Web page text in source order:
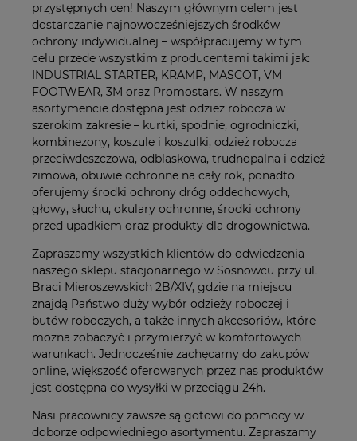
przystępnych cen! Naszym głównym celem jest
dostarczanie najnowocześniejszych środków
ochrony indywidualnej – współpracujemy w tym
celu przede wszystkim z producentami takimi jak:
INDUSTRIAL STARTER, KRAMP, MASCOT, VM
FOOTWEAR, 3M oraz Promostars. W naszym
asortymencie dostępna jest odzież robocza w
szerokim zakresie – kurtki, spodnie, ogrodniczki,
kombinezony, koszule i koszulki, odzież robocza
przeciwdeszczowa, odblaskowa, trudnopalna i odzież
zimowa, obuwie ochronne na cały rok, ponadto
oferujemy środki ochrony dróg oddechowych,
głowy, słuchu, okulary ochronne, środki ochrony
przed upadkiem oraz produkty dla drogownictwa.
Zapraszamy wszystkich klientów do odwiedzenia
naszego sklepu stacjonarnego w Sosnowcu przy ul.
Braci Mieroszewskich 2B/XIV, gdzie na miejscu
znajdą Państwo duży wybór odzieży roboczej i
butów roboczych, a także innych akcesoriów, które
można zobaczyć i przymierzyć w komfortowych
warunkach. Jednocześnie zachęcamy do zakupów
online, większość oferowanych przez nas produktów
jest dostępna do wysyłki w przeciągu 24h.
Nasi pracownicy zawsze są gotowi do pomocy w
doborze odpowiedniego asortymentu. Zapraszamy